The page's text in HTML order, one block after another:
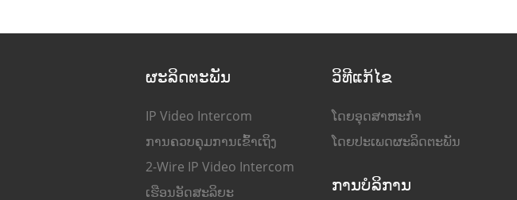
ຜະລິດຕະພັນ
IP Video Intercom
ການຄວບຄຸມການເຂົ້າເຖິງ
2-Wire IP Video Intercom
ເຮືອນອັດສະລິຍະ
ວິທີແກ້ໄຂ
ໂດຍອຸດສາຫະກໍາ
ໂດຍປະເພດຜະລິດຕະພັນ
ການບໍລິການ